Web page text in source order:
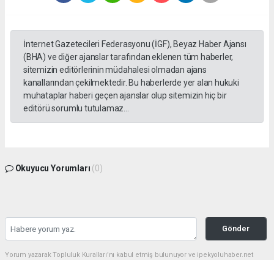
İnternet Gazetecileri Federasyonu (İGF), Beyaz Haber Ajansı
(BHA) ve diğer ajanslar tarafından eklenen tüm haberler,
sitemizin editörlerinin müdahalesi olmadan ajans
kanallarından çekilmektedir. Bu haberlerde yer alan hukuki
muhataplar haberi geçen ajanslar olup sitemizin hiç bir
editörü sorumlu tutulamaz...
Okuyucu Yorumları (0)
Gönder
Yorum yazarak Topluluk Kuralları’nı kabul etmiş bulunuyor ve ipekyoluhaber.net